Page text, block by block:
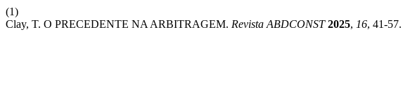
(1)
Clay, T. O PRECEDENTE NA ARBITRAGEM. Revista ABDCONST 2025, 16, 41-57.